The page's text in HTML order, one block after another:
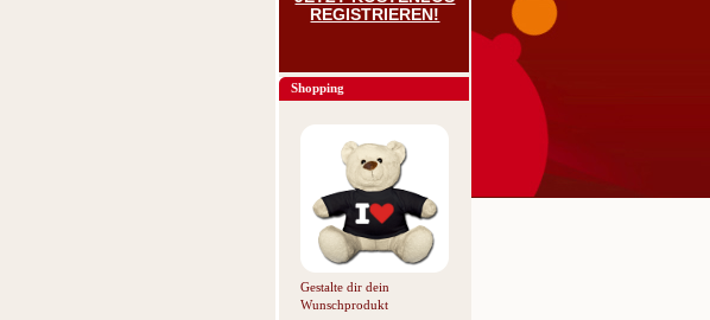
REGISTRIEREN!
Shopping
Gestalte dir dein
Wunschprodukt